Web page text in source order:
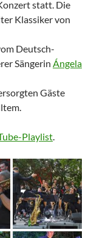
statt. Die
Klassiker von
Deutsch-
Sängerin Ángela
Gäste
Playlist.